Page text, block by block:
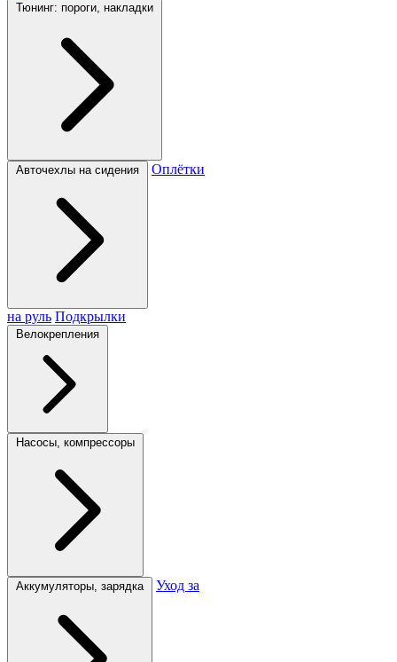
Тюнинг: пороги, накладки
Авточехлы на сидения Оплётки
на руль Подкрылки
Велокрепления
Насосы, компрессоры
Аккумуляторы, зарядка Уход за